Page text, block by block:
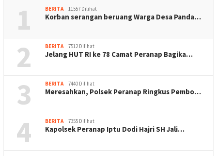
1 BERITA 11557 Dilihat
Korban serangan beruang Warga Desa Panda…
2 BERITA 7512 Dilihat
Jelang HUT RI ke 78 Camat Peranap Bagika…
3 BERITA 7440 Dilihat
Meresahkan, Polsek Peranap Ringkus Pembo…
4 BERITA 7355 Dilihat
Kapolsek Peranap Iptu Dodi Hajri SH Jali…